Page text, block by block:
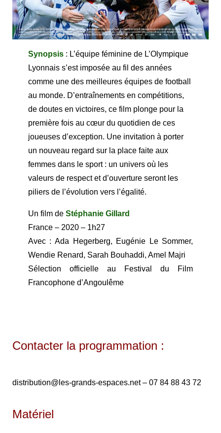
Synopsis: L’équipe féminine de L’Olympique
Lyonnais s’est imposée au fil des années
comme une des meilleures équipes de football
au monde. D’entraînements en compétitions,
de doutes en victoires, ce film plonge pour la
première fois au cœur du quotidien de ces
joueuses d’exception. Une invitation à porter
un nouveau regard sur la place faite aux
femmes dans le sport : un univers où les
valeurs de respect et d’ouverture seront les
piliers de l’évolution vers l’égalité.
Un film de Stéphanie Gillard
France – 2020 – 1h27
Avec : Ada Hegerberg, Eugénie Le Sommer,
Wendie Renard, Sarah Bouhaddi, Amel Majri
Sélection officielle au Festival du Film
Francophone d’Angoulême
Contacter la programmation :
distribution@les-grands-espaces.net – 07 84 88 43 72
Matériel